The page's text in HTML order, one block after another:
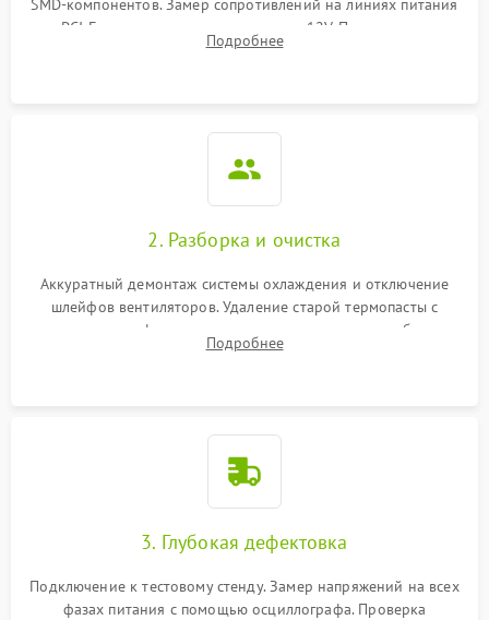
SMD-компонентов. Замер сопротивлений на линиях питания
PCI-E и дополнительных разъемах 12V. Проверка на
короткое замыкание основных дросселей питания GPU и
Подробнее
2. Разборка и очистка
Аккуратный демонтаж системы охлаждения и отключение
шлейфов вентиляторов. Удаление старой термопасты с
кристалла графического чипа и термопрокладок с банок
памяти и зоны VRM. Очистка платы от пыли и окислов.
Подробнее
3. Глубокая дефектовка
Подключение к тестовому стенду. Замер напряжений на всех
фазах питания с помощью осциллографа. Проверка